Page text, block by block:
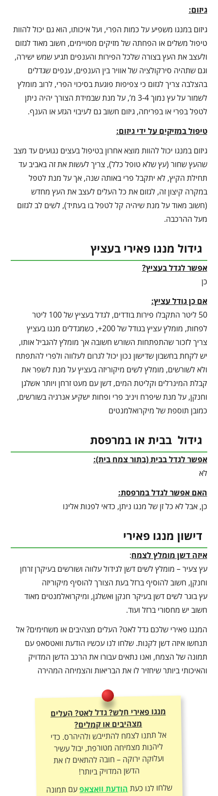
גיזום:
גיזום במנגו משפיע על כמות הפרי, ועל איכותו, הוא גם יכול להוות
טיפול משלים או הפחתה של מזיקים מסויימים, חשוב מאוד לגזום
ולעצב את העץ בצורה שלכל הפירות והענפים תגיע שמש ישירה,
וגם שתהיה סירקולציה של אוויר בין הענפים, ענפים שגדלים
בהצלבה צריך לגזום כי צפיפות פוגעת בסיכוי הפרי, לרוב מומלץ
לשמור על עץ נמוך 3-4 מ’, על מנת שבמידת הצורך יהיה ניתן
לטפל בפרי או בפריחה, גיזום חשוב גם לעיבוי הגזע או הענף.
טיפול במזיקים על ידי גיזום:
גיזום במנגו יכול להוות מוצא אחרון בטיפול בעצים נגועים עד מצב
שהעץ שחור (עץ שלא טופל כלל), צריך לעשות את זה באביב עד
תחילת הקיץ, לא יתקבל פרי באותה שנה, אך על מנת לטפל
במקרה קיצון זה, לגזום את כל העלים לעצב את העץ מחדש
(חשוב מאוד על מנת שיהיה קל לטפל בו בעתיד), לשים לב לגזום
מעל ההרכבה.
גידול מנגו פאירי בעציץ
אפשר לגדל בעציץ?
כן
אם כן גודל עציץ:
50 ליטר התקבלו פירות בודדים, לגדל בעציץ של 100 ליטר
לפחות, מומלץ עציץ בגודל של 200+, כשמגדלים מנגו בעציץ
צריך לזכור שהתפתחות השורש חשובה אך מומלץ להגביל אותו,
יש לקחת בחשבון שדישון נכון יכול לגרום לעלווה ולפרי להתפתח
ולא לשורשים, מומלץ לשים מיקוריזה בעציץ על מנת לשפר את
קבלת המינרלים וקליטת המים, דשן עם מעט זרחן ויותר אשלגן
וחנקן, על מנת שיפרח ויניב פרי ופחות ישקיע אנרגיה בשורשים,
כמובן תוספת של מיקרואלמנטים
גידול בבית או במרפסת
אפשר לגדל בבית (בתור צמח בית):
לא
האם אפשר לגדל במרפסת:
כן, אבל לא כל זן של מנגו ניתן, כדאי לפנות אלינו
דישון מנגו פאירי
איזה דשן מומלץ לצמח:
עץ צעיר – מומלץ לשים דשן לגידול עלווה ושורשים בעיקרן זרחן
וחנקן, חשוב להוסיף ברזל בעת הצורך להוסיף מיקוריזה
עץ בוגר לשים דשן בעיקר חנקן ואשלגן, ומיקרואלמנטים מאוד
חשוב יש מחסורי ברזל ועוד.
המנגו פאירי שלכם גדל לאט? העלים מצהיבים או משחימים? אל
תנחשו איזה דשן לקנות. שלחו לנו עכשיו הודעת וואטסאפ עם
תמונה של הצמח, ואנו נתאים עבורו את הרכב הדשן המדויק
והאיכותי ביותר שיחזיר לו את הבריאות והצמיחה המהירה
מנגו פאירי חלש? גדל לאט? העלים
מצהיבים או קמלים?
אל תתנו לצמח להתייבש ולהיהרס. כדי
ליהנות מצמיחה מטורפת, יבול עשיר
ועלוקה ירוקה – חובה להתאים לו את
הדשן המדויק ביותר!
שלחו לנו כעתהודעת וואצאפעם תמונה
של הצמח – ונתאים לכם את תכשיר